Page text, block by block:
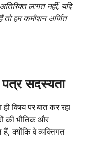
लागत नहीं, यदि
हम कमीशन अर्जित
सदस्यता
विषय पर बात कर रहा
की भौतिक और
क्योंकि वे व्यक्तिगत